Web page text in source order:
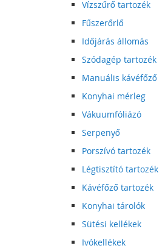
Vízszűrő tartozék
Fűszerőrlő
Időjárás állomás
Szódagép tartozék
Manuális kávéfőző
Konyhai mérleg
Vákuumfóliázó
Serpenyő
Porszívó tartozék
Légtisztító tartozék
Kávéfőző tartozék
Konyhai tárolók
Sütési kellékek
Ivókellékek